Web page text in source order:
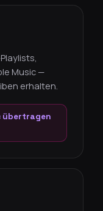
Music —
erhalten.
übertragen